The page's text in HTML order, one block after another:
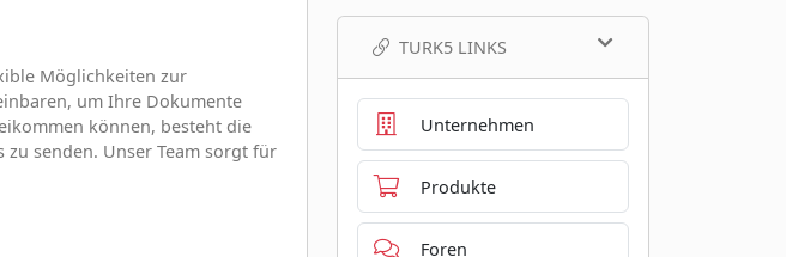
Möglichkeiten zur
um Ihre Dokumente
können, besteht die
senden. Unser Team sorgt für
TURK5 LINKS
Unternehmen
Produkte
Foren